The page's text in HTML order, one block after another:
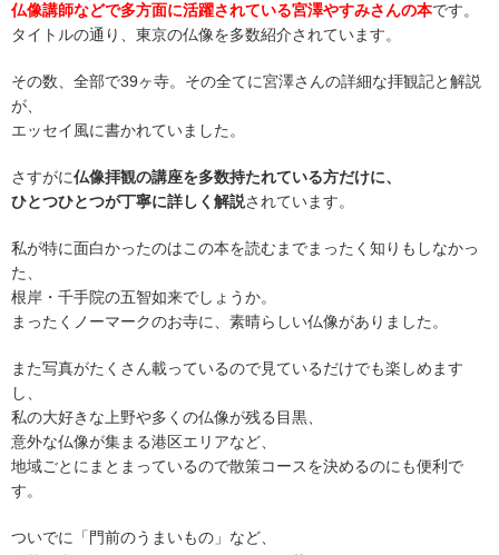
仏像講師などで多方面に活躍されている宮澤やすみさんの本です。
タイトルの通り、東京の仏像を多数紹介されています。
その数、全部で39ヶ寺。その全てに宮澤さんの詳細な拝観記と解説
が、
エッセイ風に書かれていました。
さすがに仏像拝観の講座を多数持たれている方だけに、
ひとつひとつが丁寧に詳しく解説されています。
私が特に面白かったのはこの本を読むまでまったく知りもしなかっ
た、
根岸・千手院の五智如来でしょうか。
まったくノーマークのお寺に、素晴らしい仏像がありました。
また写真がたくさん載っているので見ているだけでも楽しめます
し、
私の大好きな上野や多くの仏像が残る目黒、
意外な仏像が集まる港区エリアなど、
地域ごとにまとまっているので散策コースを決めるのにも便利で
す。
ついでに「門前のうまいもの」など、